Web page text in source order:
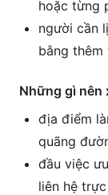
hoặc từng
người cần
bằng thêm
Những gì nên
địa điểm
quãng
đầu việc
liên hệ